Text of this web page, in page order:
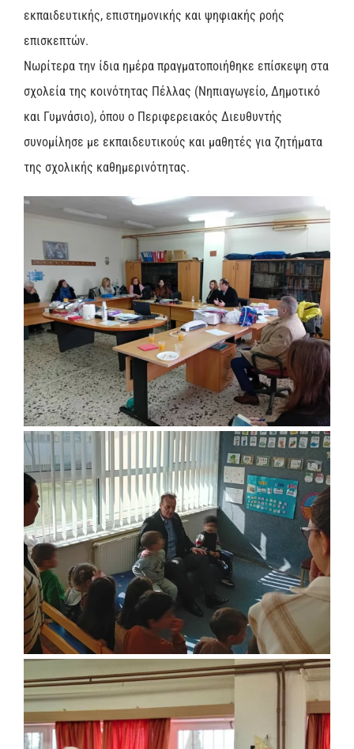
εκπαιδευτικής, επιστημονικής και ψηφιακής ροής
επισκεπτών.
Νωρίτερα την ίδια ημέρα πραγματοποιήθηκε επίσκεψη στα
σχολεία της κοινότητας Πέλλας (Νηπιαγωγείο, Δημοτικό
και Γυμνάσιο), όπου ο Περιφερειακός Διευθυντής
συνομίλησε με εκπαιδευτικούς και μαθητές για ζητήματα
της σχολικής καθημερινότητας.